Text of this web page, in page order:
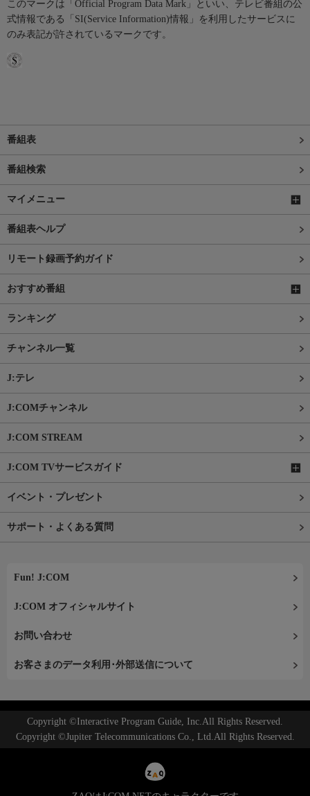
このマークは「Official Program Data Mark」といい、テレビ番組の公
式情報である「SI(Service Information)情報」を利用したサービスに
のみ表記が許されているマークです。
番組表
番組検索
マイメニュー
番組表ヘルプ
リモート録画予約ガイド
おすすめ番組
ランキング
チャンネル一覧
J:テレ
J:COMチャンネル
J:COM STREAM
J:COM TVサービスガイド
イベント・プレゼント
サポート・よくある質問
Fun! J:COM
J:COM オフィシャルサイト
お問い合わせ
お客さまのデータ利用･外部送信について
Copyright ©Interactive Program Guide, Inc.All Rights Reserved.
Copyright ©Jupiter Telecommunications Co., Ltd.All Rights Reserved.